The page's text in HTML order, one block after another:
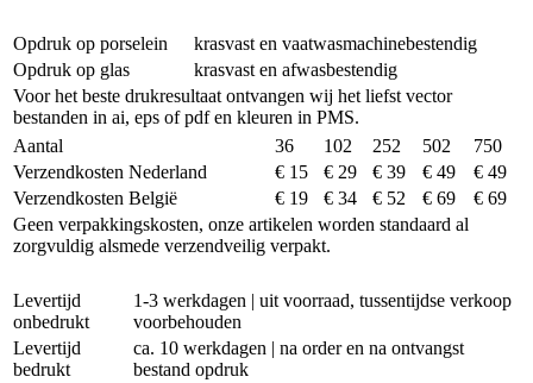
Opdruk op porselein
krasvast en vaatwasmachinebestendig
Opdruk op glas
krasvast en afwasbestendig
Voor het beste drukresultaat ontvangen wij het liefst vector
bestanden in ai, eps of pdf en kleuren in PMS.
Aantal
36 102 252 502
750
Verzendkosten Nederland
€ 15 € 29 € 39 € 49
€ 49
Verzendkosten België
€ 19 € 34 € 52 € 69
€ 69
Geen verpakkingskosten, onze artikelen worden standaard al
zorgvuldig alsmede verzendveilig verpakt.
Levertijd
onbedrukt
1-3 werkdagen | uit voorraad, tussentijdse verkoop
voorbehouden
Levertijd
bedrukt
ca. 10 werkdagen | na order en na ontvangst
bestand opdruk